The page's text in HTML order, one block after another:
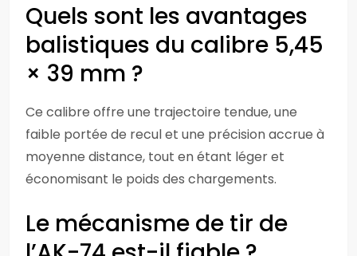
Quels sont les avantages
balistiques du calibre 5,45
× 39 mm ?
Ce calibre offre une trajectoire tendue, une
faible portée de recul et une précision accrue à
moyenne distance, tout en étant léger et
économisant le poids des chargements.
Le mécanisme de tir de